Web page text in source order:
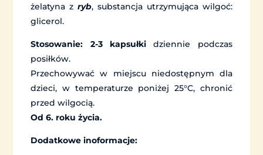
żelatyna zryb, substancja utrzymująca wilgoć:
glicerol.
Stosowanie: 2-3 kapsułki dziennie podczas
posiłków.
Przechowywać w miejscu niedostępnym dla
dzieci, w temperaturze poniżej 25°C, chronić
przed wilgocią.
Od 6. roku życia.
Dodatkowe inoformacje: